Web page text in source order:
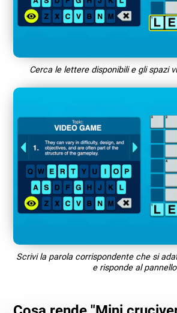
Cerca le lettere disponibili e gli spazi
Scrivi la parola corrispondente che si
e risponde al pannello